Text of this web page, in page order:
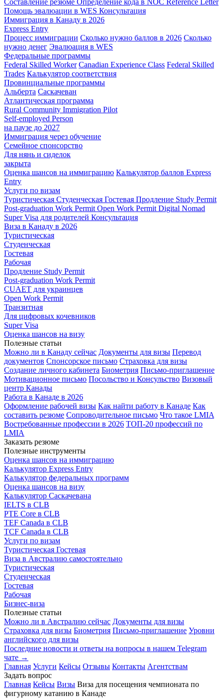
Помощь эвалюации в WES Консультация
Иммиграция в Канаду в 2026
Express Entry
Процесс иммиграции Сколько нужно баллов в 2026 Сколько
нужно денег Эвалюация в WES
Федеральные программы
Federal Skilled Worker Canadian Experience Class Federal Skilled
Trades Калькулятор соответствия
Провинциальные программы
Альберта Саскачеван
Атлантическая программа
Rural Community Immigration Pilot
Self-employed Person
на паузе до 2027
Иммиграция через обучение
Семейное спонсорство
Для нянь и сиделок
закрыта
Оценка шансов на иммиграцию Калькулятор баллов Express
Entry
Услуги по визам
Туристическая Студенческая Гостевая Продление Study Permit
Post-graduation Work Permit Open Work Permit Digital Nomad
Super Visa для родителей Консультация
Виза в Канаду в 2026
Туристическая
Студенческая
Гостевая
Рабочая
Продление Study Permit
Post-graduation Work Permit
CUAET для украинцев
Open Work Permit
Транзитная
Для цифровых кочевников
Super Visa
Оценка шансов на визу
Полезные статьи
Можно ли в Канаду сейчас Документы для визы Перевод
документов Спонсорское письмо Страховка для визы
Создание личного кабинета Биометрия Письмо-приглашение
Мотивационное письмо Посольство и Консульство Визовый
центр Канады
Работа в Канаде в 2026
Оформление рабочей визы Как найти работу в Канаде Как
составить резюме Сопроводительное письмо Что такое LMIA
Востребованные профессии в 2026 ТОП-20 профессий по
LMIA
Заказать резюме
Полезные инструменты
Оценка шансов на иммиграцию
Калькулятор Express Entry
Калькулятор федеральных программ
Оценка шансов на визу
Калькулятор Саскачевана
IELTS в CLB
PTE Core в CLB
TEF Canada в CLB
TCF Canada в CLB
Услуги по визам
Туристическая Гостевая
Виза в Австралию самостоятельно
Туристическая
Студенческая
Гостевая
Рабочая
Бизнес-виза
Полезные статьи
Можно ли в Австралию сейчас Документы для визы
Страховка для визы Биометрия Письмо-приглашение Уровни
английского для визы
Последние новости и ответы на вопросы в нашем Telegram
чате →
Главная Услуги Кейсы Отзывы Контакты Агентствам
Задать вопрос
Главная Кейсы Визы Виза для посещения чемпионата по
фигурному катанию в Канаде